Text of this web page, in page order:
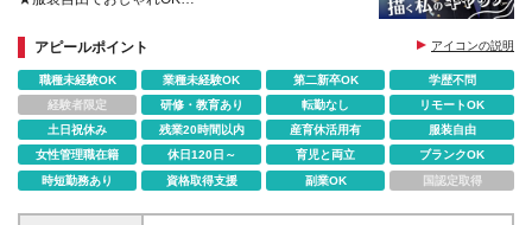
★賞与年2回
アピールポイント アイコンの説明
職種未経験OK 業種未経験OK 第二新卒OK
学歴不問
経験者限定
研修・教育あり 転勤なし
リモートOK
土日祝休み
残業20時間以内 産育休活用有
服装自由
女性管理職在籍
休日120日～ 育児と両立
ブランクOK
時短勤務あり
資格取得支援 副業OK 国認定取得